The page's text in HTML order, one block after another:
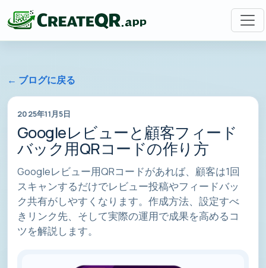
← ブログに戻る
2025年11月5日
Googleレビューと顧客フィード
バック用QRコードの作り方
Googleレビュー用QRコードがあれば、顧客は1回
スキャンするだけでレビュー投稿やフィードバッ
ク共有がしやすくなります。作成方法、設定すべ
きリンク先、そして実際の運用で成果を高めるコ
ツを解説します。